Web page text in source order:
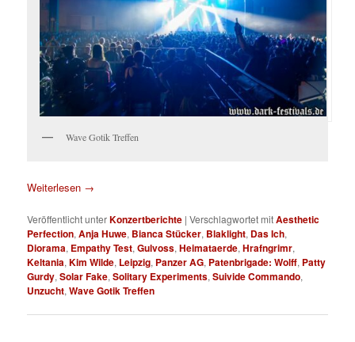
Wave Gotik Treffen
Weiterlesen →
Veröffentlicht unterKonzertberichte |Verschlagwortet mitAesthetic
Perfection,Anja Huwe, Bianca Stücker, Blaklight, Das Ich,
Diorama, Empathy Test,Gulvoss,Heimataerde,Hrafngrimr,
Keltania,Kim Wilde, Leipzig, Panzer AG, Patenbrigade: Wolff, Patty
Gurdy,Solar Fake,Solitary Experiments,Suivide Commando,
Unzucht,Wave Gotik Treffen